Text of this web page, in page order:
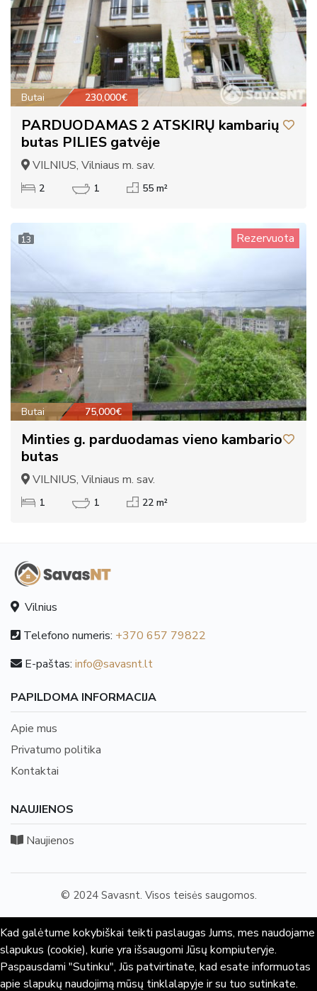
Butai 230,000€
PARDUODAMAS 2 ATSKIRŲ kambarių
butas PILIES gatvėje
VILNIUS, Vilniaus m. sav.
2 1 55 m²
13 Rezervuota
Butai 75,000€
Minties g. parduodamas vieno kambario
butas
VILNIUS, Vilniaus m. sav.
1 1 22 m²
Vilnius
Telefono numeris: +370 657 79822
E-paštas: info@savasnt.lt
PAPILDOMA INFORMACIJA
Apie mus
Privatumo politika
Kontaktai
NAUJIENOS
Naujienos
© 2024 Savasnt. Visos teisės saugomos.
Kad galėtume kokybiškai teikti paslaugas Jums, mes naudojame
slapukus (cookie), kurie yra išsaugomi Jūsų kompiuteryje.
Paspausdami "Sutinku", Jūs patvirtinate, kad esate informuotas
apie slapukų naudojimą mūsų tinklalapyje ir su tuo sutinkate.